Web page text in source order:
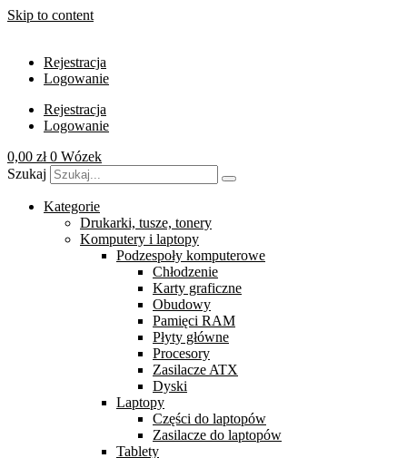
Skip to content
Rejestracja
Logowanie
Rejestracja
Logowanie
0,00 zł 0 Wózek
Szukaj
Kategorie
Drukarki, tusze, tonery
Komputery i laptopy
Podzespoły komputerowe
Chłodzenie
Karty graficzne
Obudowy
Pamięci RAM
Płyty główne
Procesory
Zasilacze ATX
Dyski
Laptopy
Części do laptopów
Zasilacze do laptopów
Tablety